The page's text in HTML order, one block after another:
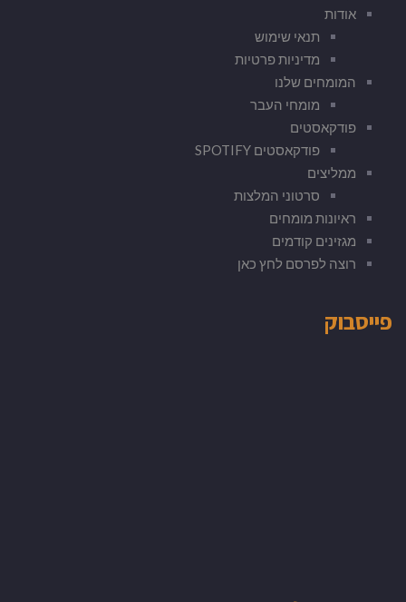
אודות
תנאי שימוש
מדיניות פרטיות
המומחים שלנו
מומחי העבר
פודקאסטים
פודקאסטים SPOTIFY
ממליצים
סרטוני המלצות
ראיונות מומחים
מגזינים קודמים
רוצה לפרסם לחץ כאן
פייסבוק